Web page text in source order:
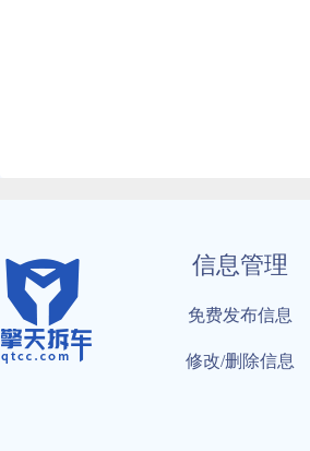
信息管理
免费发布信息
修改/删除信息